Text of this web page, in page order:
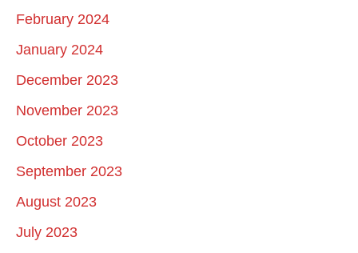
February 2024
January 2024
December 2023
November 2023
October 2023
September 2023
August 2023
July 2023